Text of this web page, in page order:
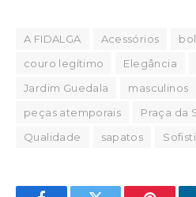
A FIDALGA Acessórios
couro legítimo
Elegância
Jardim Guedala
masculinos
peças atemporais
Praça da
Qualidade
sapatos